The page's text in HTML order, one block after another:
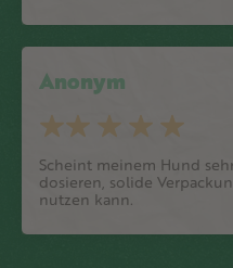
Anonym
Scheint meinem Hund
dosieren, solide
nutzen kann.